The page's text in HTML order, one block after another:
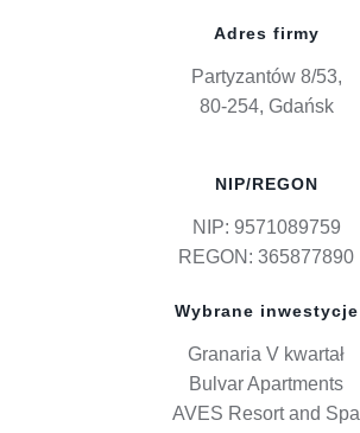
Adres firmy
Partyzantów 8/53,
80-254, Gdańsk
NIP/REGON
NIP: 9571089759
REGON: 365877890
Wybrane inwestycje
Granaria V kwartał
Bulvar Apartments
AVES Resort and Spa